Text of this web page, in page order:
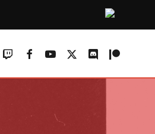
twitchfacebookyoutube
x-
discordpatreon